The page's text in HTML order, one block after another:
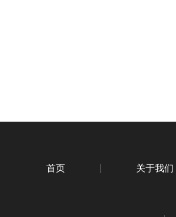
首页 关于我们